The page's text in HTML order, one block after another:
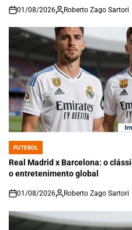
on
01/08/2026 Roberto Zago Sartori
POSTED
IN
FUTEBOL
Real Madrid x Barcelona: o
o entretenimento global
on
01/08/2026 Roberto Zago Sartori